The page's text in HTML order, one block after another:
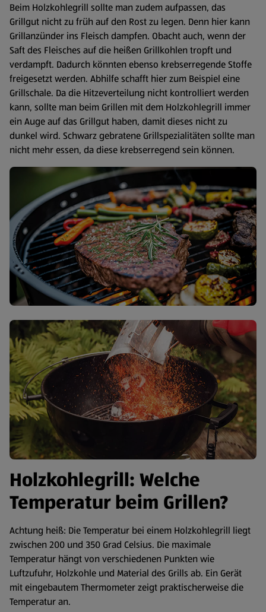
Beim Holzkohlegrill sollte man zudem aufpassen, das
Grillgut nicht zu früh auf den Rost zu legen. Denn hier kann
Grillanzünder ins Fleisch dampfen. Obacht auch, wenn der
Saft des Fleisches auf die heißen Grillkohlen tropft und
verdampft. Dadurch könnten ebenso krebserregende Stoffe
freigesetzt werden. Abhilfe schafft hier zum Beispiel eine
Grillschale. Da die Hitzeverteilung nicht kontrolliert werden
kann, sollte man beim Grillen mit dem Holzkohlegrill immer
ein Auge auf das Grillgut haben, damit dieses nicht zu
dunkel wird. Schwarz gebratene Grillspezialitäten sollte man
nicht mehr essen, da diese krebserregend sein können.
Holzkohlegrill: Welche
Temperatur beim Grillen?
Achtung heiß: Die Temperatur bei einem Holzkohlegrill liegt
zwischen 200 und 350 Grad Celsius. Die maximale
Temperatur hängt von verschiedenen Punkten wie
Luftzufuhr, Holzkohle und Material des Grills ab. Ein Gerät
mit eingebautem Thermometer zeigt praktischerweise die
Temperatur an.